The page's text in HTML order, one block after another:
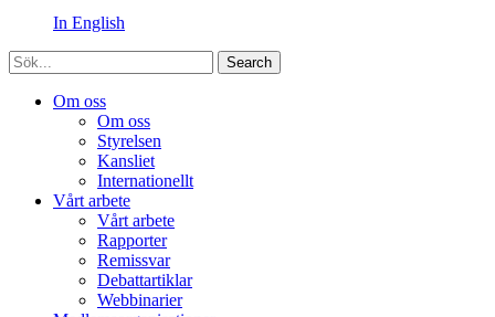
In English
Sök
Om oss
Om oss
Styrelsen
Kansliet
Internationellt
Vårt arbete
Vårt arbete
Rapporter
Remissvar
Debattartiklar
Webbinarier